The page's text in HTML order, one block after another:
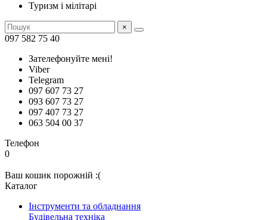
Туризм і мілітарі
×
097 582 75 40
Зателефонуйте мені!
Viber
Telegram
097 607 73 27
093 607 73 27
097 407 73 27
063 504 00 37
Телефон
0
Ваш кошик порожній :(
Каталог
Інструменти та обладнання
Будівельна техніка